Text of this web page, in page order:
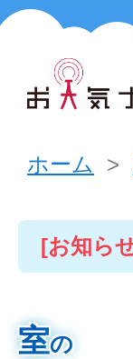
ホーム
[お知ら
室の